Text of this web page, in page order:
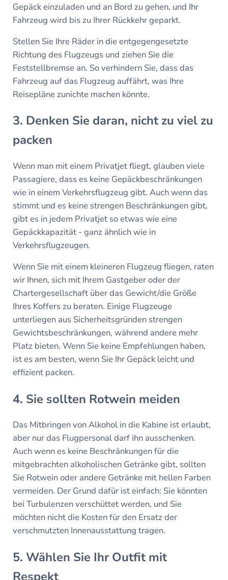
Gepäck einzuladen und an Bord zu gehen, und Ihr
Fahrzeug wird bis zu Ihrer Rückkehr geparkt.
Stellen Sie Ihre Räder in die entgegengesetzte
Richtung des Flugzeugs und ziehen Sie die
Feststellbremse an. So verhindern Sie, dass das
Fahrzeug auf das Flugzeug auffährt, was Ihre
Reisepläne zunichte machen könnte.
3. Denken Sie daran, nicht zu viel zu
packen
Wenn man mit einem Privatjet fliegt, glauben viele
Passagiere, dass es keine Gepäckbeschränkungen
wie in einem Verkehrsflugzeug gibt. Auch wenn das
stimmt und es keine strengen Beschränkungen gibt,
gibt es in jedem Privatjet so etwas wie eine
Gepäckkapazität - ganz ähnlich wie in
Verkehrsflugzeugen.
Wenn Sie mit einem kleineren Flugzeug fliegen, raten
wir Ihnen, sich mit Ihrem Gastgeber oder der
Chartergesellschaft über das Gewicht/die Größe
Ihres Koffers zu beraten. Einige Flugzeuge
unterliegen aus Sicherheitsgründen strengen
Gewichtsbeschränkungen, während andere mehr
Platz bieten. Wenn Sie keine Empfehlungen haben,
ist es am besten, wenn Sie Ihr Gepäck leicht und
effizient packen.
4. Sie sollten Rotwein meiden
Das Mitbringen von Alkohol in die Kabine ist erlaubt,
aber nur das Flugpersonal darf ihn ausschenken.
Auch wenn es keine Beschränkungen für die
mitgebrachten alkoholischen Getränke gibt, sollten
Sie Rotwein oder andere Getränke mit hellen Farben
vermeiden. Der Grund dafür ist einfach: Sie könnten
bei Turbulenzen verschüttet werden, und Sie
möchten nicht die Kosten für den Ersatz der
verschmutzten Innenausstattung tragen.
5. Wählen Sie Ihr Outfit mit
Respekt